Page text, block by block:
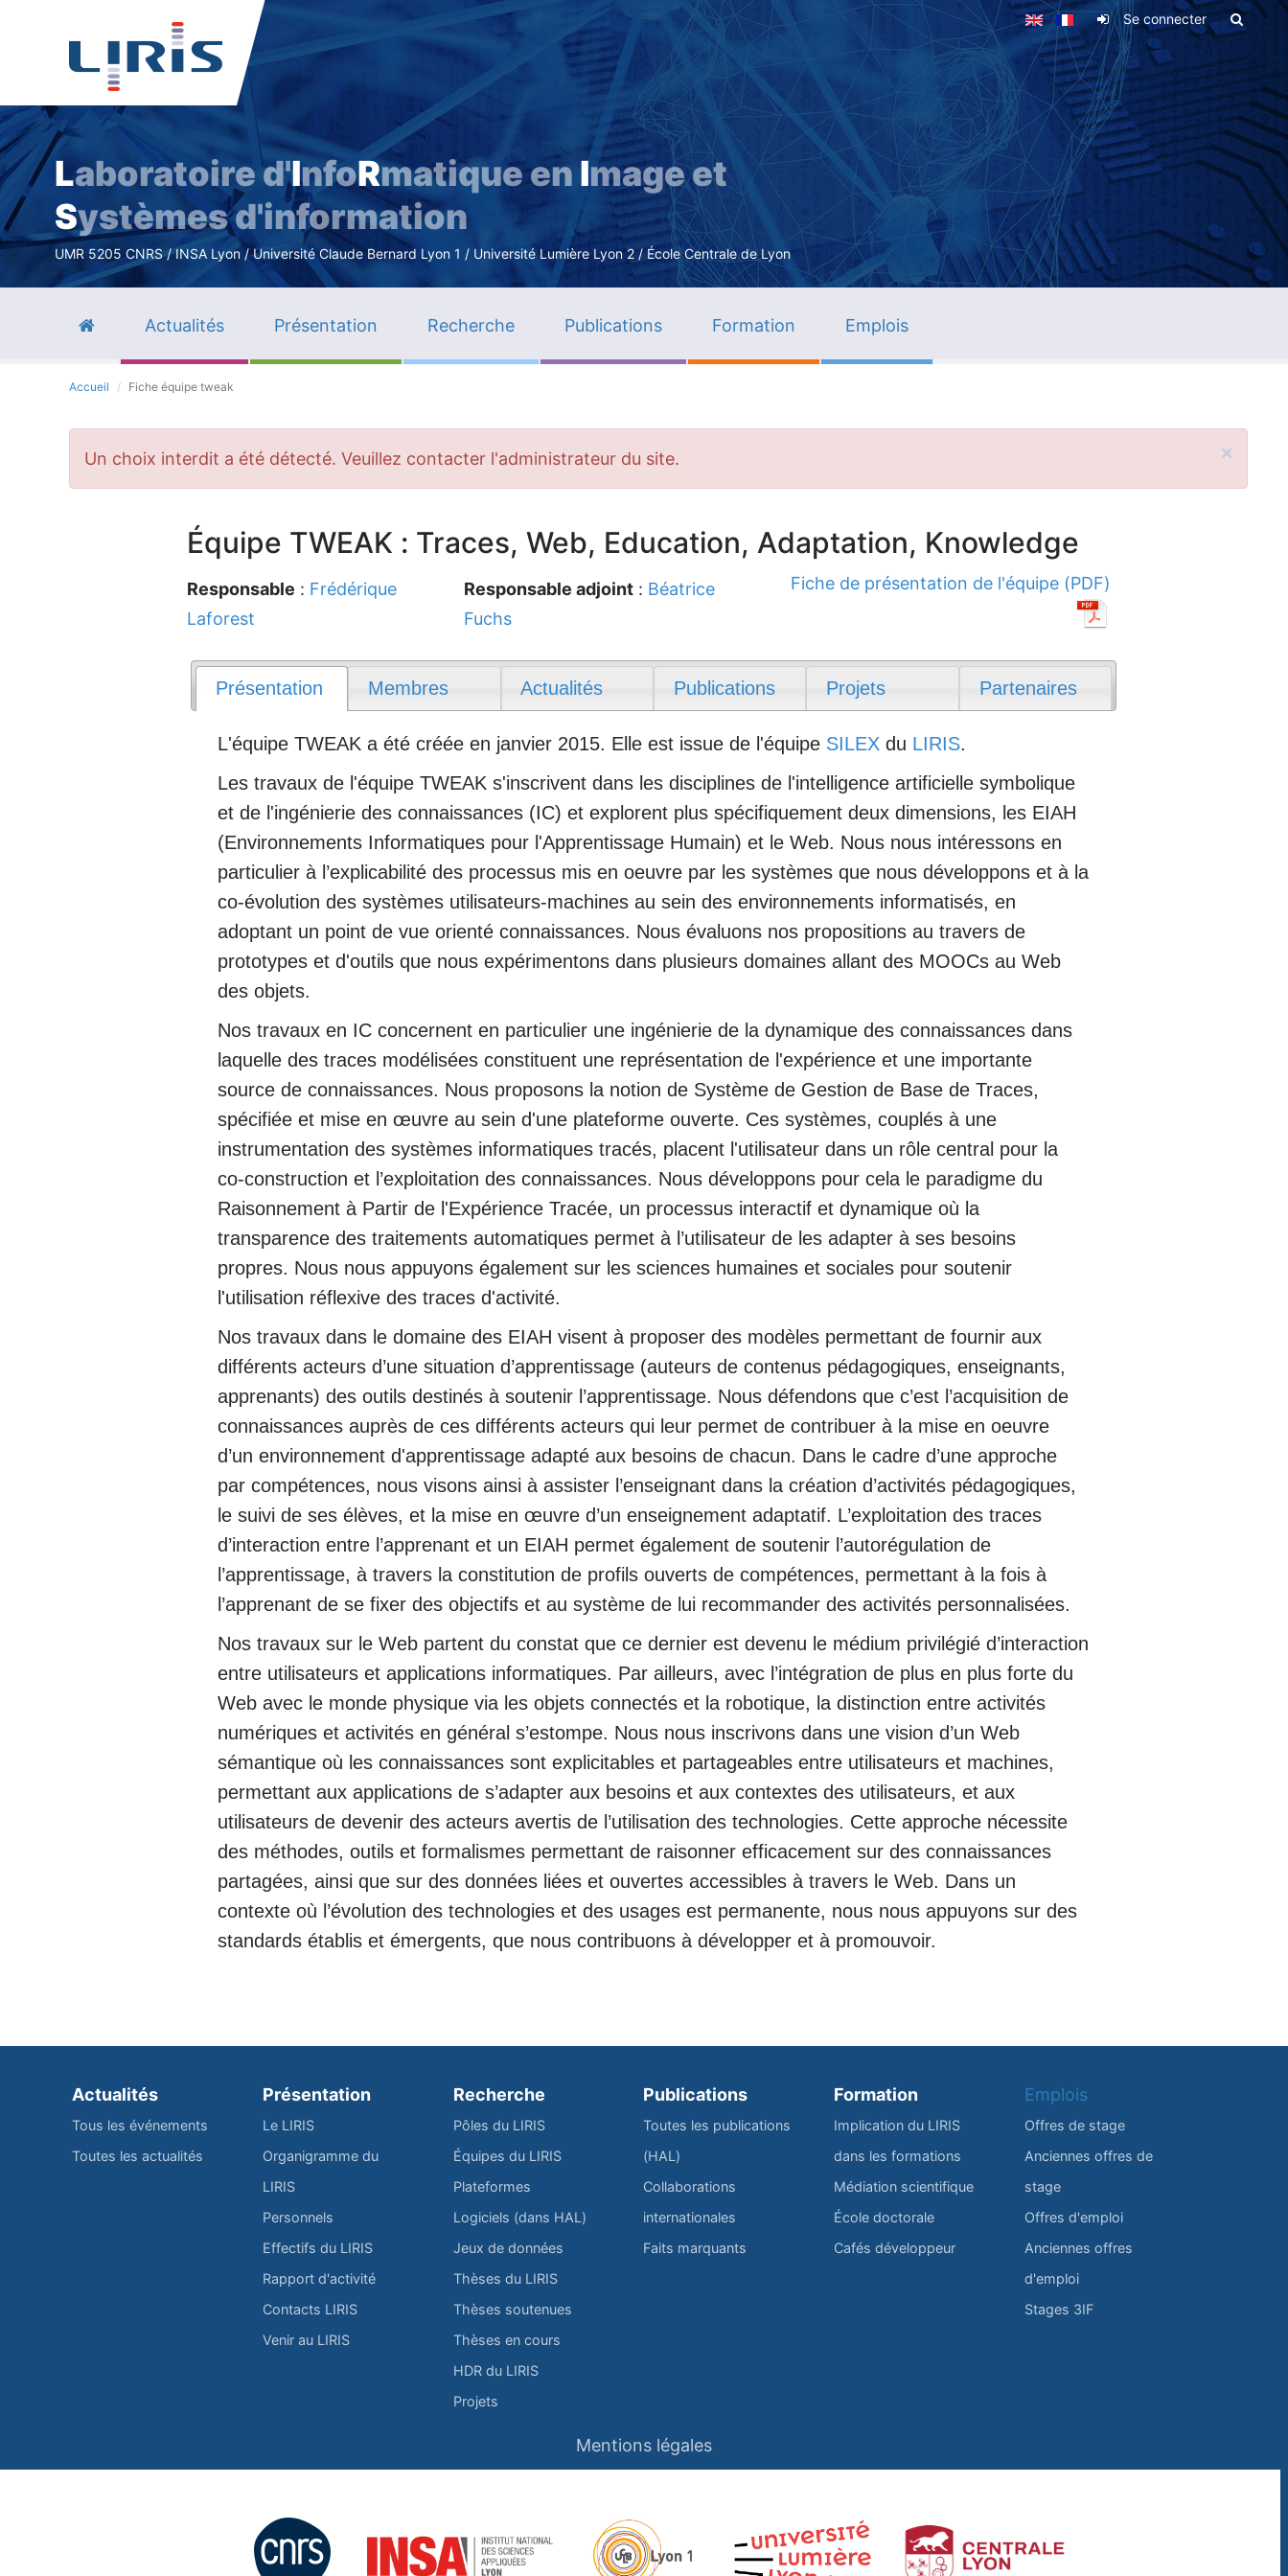
Aller
contenu
principal
Se connecter
Laboratoire d'InfoRmatique en Image et
Systèmes d'information
UMR 5205 CNRS / INSA Lyon / Université Claude Bernard Lyon 1 / Université Lumière Lyon 2 / École Centrale de Lyon
Actualités Présentation Recherche Publications Formation Emplois
Accueil Fiche équipe tweak
×
Message
d'erreur
Un choix interdit a été détecté. Veuillez contacter l'administrateur du site.
Équipe TWEAK : Traces, Web, Education, Adaptation, Knowledge
Responsable : Frédérique
Laforest
Responsable adjoint : Béatrice
Fuchs
Fiche de présentation de l'équipe (PDF)
Présentation Membres Actualités Publications Projets Partenaires
L'équipe TWEAK a été créée en janvier 2015. Elle est issue de l'équipe SILEXdu LIRIS.
Les travaux de l'équipe TWEAK s'inscrivent dans les disciplines de l'intelligence artificielle symbolique
et de l'ingénierie des connaissances (IC) et explorent plus spécifiquement deux dimensions, les EIAH
(Environnements Informatiques pour l'Apprentissage Humain) et le Web. Nous nous intéressons en
particulier à l’explicabilité des processus mis en oeuvre par les systèmes que nous développons et à la
co-évolution des systèmes utilisateurs-machines au sein des environnements informatisés, en
adoptant un point de vue orienté connaissances. Nous évaluons nos propositions au travers de
prototypes et d'outils que nous expérimentons dans plusieurs domaines allant des MOOCs au Web
des objets.
Nos travaux en IC concernent en particulier une ingénierie de la dynamique des connaissances dans
laquelle des traces modélisées constituent une représentation de l'expérience et une importante
source de connaissances. Nous proposons la notion de Système de Gestion de Base de Traces,
spécifiée et mise en œuvre au sein d'une plateforme ouverte. Ces systèmes, couplés à une
instrumentation des systèmes informatiques tracés, placent l'utilisateur dans un rôle central pour la
co-construction et l’exploitation des connaissances. Nous développons pour cela le paradigme du
Raisonnement à Partir de l'Expérience Tracée, un processus interactif et dynamique où la
transparence des traitements automatiques permet à l’utilisateur de les adapter à ses besoins
propres. Nous nous appuyons également sur les sciences humaines et sociales pour soutenir
l'utilisation réflexive des traces d'activité.
Nos travaux dans le domaine des EIAH visent à proposer des modèles permettant de fournir aux
différents acteurs d’une situation d’apprentissage (auteurs de contenus pédagogiques, enseignants,
apprenants) des outils destinés à soutenir l’apprentissage. Nous défendons que c’est l’acquisition de
connaissances auprès de ces différents acteurs qui leur permet de contribuer à la mise en oeuvre
d’un environnement d'apprentissage adapté aux besoins de chacun. Dans le cadre d’une approche
par compétences, nous visons ainsi à assister l’enseignant dans la création d’activités pédagogiques,
le suivi de ses élèves, et la mise en œuvre d’un enseignement adaptatif. L’exploitation des traces
d’interaction entre l’apprenant et un EIAH permet également de soutenir l’autorégulation de
l’apprentissage, à travers la constitution de profils ouverts de compétences, permettant à la fois à
l’apprenant de se fixer des objectifs et au système de lui recommander des activités personnalisées.
Nos travaux sur le Web partent du constat que ce dernier est devenu le médium privilégié d’interaction
entre utilisateurs et applications informatiques. Par ailleurs, avec l’intégration de plus en plus forte du
Web avec le monde physique via les objets connectés et la robotique, la distinction entre activités
numériques et activités en général s’estompe. Nous nous inscrivons dans une vision d’un Web
sémantique où les connaissances sont explicitables et partageables entre utilisateurs et machines,
permettant aux applications de s’adapter aux besoins et aux contextes des utilisateurs, et aux
utilisateurs de devenir des acteurs avertis de l’utilisation des technologies. Cette approche nécessite
des méthodes, outils et formalismes permettant de raisonner efficacement sur des connaissances
partagées, ainsi que sur des données liées et ouvertes accessibles à travers le Web. Dans un
contexte où l’évolution des technologies et des usages est permanente, nous nous appuyons sur des
standards établis et émergents, que nous contribuons à développer et à promouvoir.
Actualités
Tous les événements
Toutes les actualités
Présentation
Le LIRIS
Organigramme du
LIRIS
Personnels
Effectifs du LIRIS
Rapport d'activité
Contacts LIRIS
Venir au LIRIS
Recherche
Pôles du LIRIS
Équipes du LIRIS
Plateformes
Logiciels (dans HAL)
Jeux de données
Thèses du LIRIS
Thèses soutenues
Thèses en cours
HDR du LIRIS
Projets
Publications
Toutes les publications
(HAL)
Collaborations
internationales
Faits marquants
Formation
Implication du LIRIS
dans les formations
Médiation scientifique
École doctorale
Cafés développeur
Emplois
Offres de stage
Anciennes offres de
stage
Offres d'emploi
Anciennes offres
d'emploi
Stages 3IF
Mentions légales